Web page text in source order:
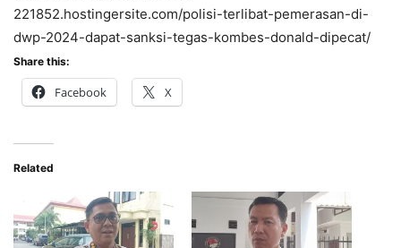
221852.hostingersite.com/polisi-terlibat-pemerasan-di-
dwp-2024-dapat-sanksi-tegas-kombes-donald-dipecat/
Share this:
Facebook X
Related